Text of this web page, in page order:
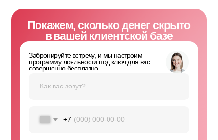
API документацияБаза знаний
Общие вопросы:info@loyalclub.ru
Поддержка пользователей:
support@loyalclub.ru
8 (800) 770 - 75 - 21
Политика конфиденциальности
ООО "ЛОЯЛ КЛАБ"